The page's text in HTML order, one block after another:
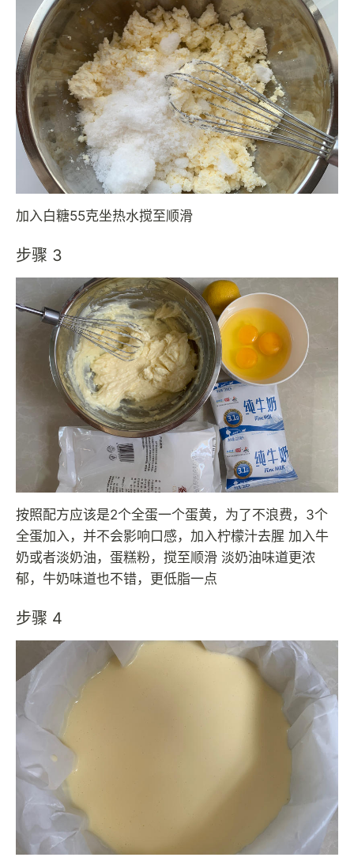
加入白糖55克坐热水搅至顺滑
步骤 3
按照配方应该是2个全蛋一个蛋黄，为了不浪费，3个
全蛋加入，并不会影响口感，加入柠檬汁去腥 加入牛
奶或者淡奶油，蛋糕粉，搅至顺滑 淡奶油味道更浓
郁，牛奶味道也不错，更低脂一点
步骤 4